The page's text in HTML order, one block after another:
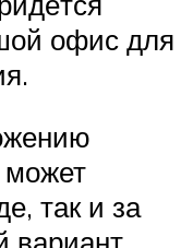
офис для
может
так и за